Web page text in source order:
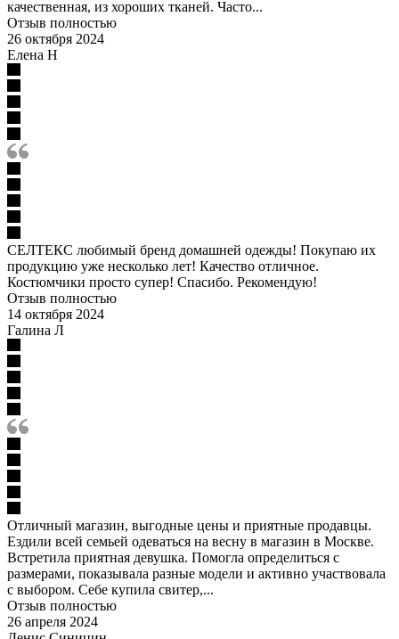
качественная, из хороших тканей. Часто...
Отзыв полностью
26 октября 2024
Елена Н
СЕЛТЕКС любимый бренд домашней одежды! Покупаю их
продукцию уже несколько лет! Качество отличное.
Костюмчики просто супер! Спасибо. Рекомендую!
Отзыв полностью
14 октября 2024
Галина Л
Отличный магазин, выгодные цены и приятные продавцы.
Ездили всей семьей одеваться на весну в магазин в Москве.
Встретила приятная девушка. Помогла определиться с
размерами, показывала разные модели и активно участвовала
с выбором. Себе купила свитер,...
Отзыв полностью
26 апреля 2024